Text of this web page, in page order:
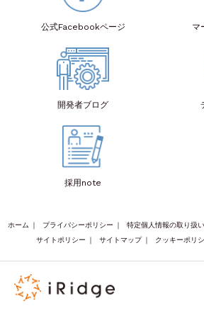
公式Facebookページ マ
開発者ブログ
採用note
ホーム ｜ プライバシーポリシー ｜ 特定個人情報の取り扱い
サイトポリシー
｜ サイトマップ ｜ クッキーポリ